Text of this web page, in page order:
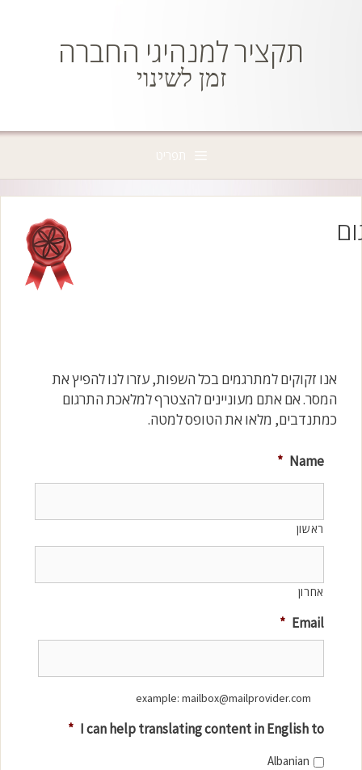
תקציר למנהיגי החברה
זמן לשינוי
תפריט
אנו זקוקים למתרגמים בכל השפות, עזרו לנו להפיץ את
המסר. אם אתם מעוניינים להצטרף למלאכת התרגום
כמתנדבים, מלאו את הטופס למטה.
Name
*
ראשון
אחרון
Email
*
example: mailbox@mailprovider.com
I can help translating content in English to
*
Albanian